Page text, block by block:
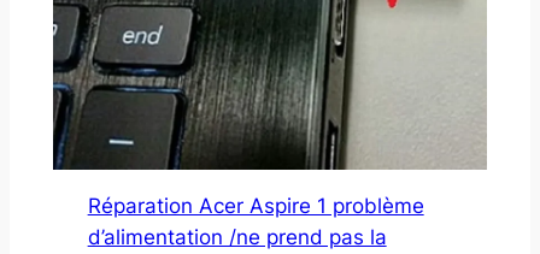
Réparation Acer Aspire 1 problème
d’alimentation /ne prend pas la